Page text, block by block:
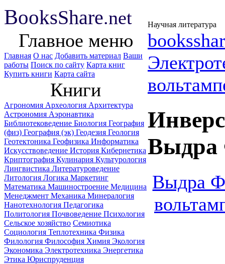
BooksShare.net Научная литература
Главное меню
Главная О нас Добавить материал Ваши
работы Поиск по сайту Карта книг
Купить книги Карта сайта
Книги
Агрономия Археология Архитектура
Астрономия Аэронавтика
Библиотековедение Биология География
(физ) География (эк) Геодезия Геология
Геотектоника Геофизика Информатика
Искусствоведение История Кибернетика
Криптография Кулинария Культурология
Лингвистика Литературоведение
Литология Логика Маркетинг
Математика Машиностроение Медицина
Менеджмент Механика Минералогия
Нанотехнология Педагогика
Политология Почвоведение Психология
Сельское хозяйство Семиотика
Социология Теплотехника Физика
Филология Философия Химия Экология
Экономика Электротехника Энергетика
Этика Юриспруденция
Выдра